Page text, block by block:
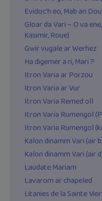
Evidoc’h eo, Mab an
Gloar da Vari – O va
Kasimir, Roue)
Gwir vugale ar Werhez
Ha digemer a ri, Mari ?
Itron Varia ar Porzou
Itron Varia ar Vur
Itron Varia Remed oll
Itron Varia Rumengol
Itron Varia Rumengol
Kalon dinamm Vari (air
Kalon dinamm Vari (air
Laudate Mariam
Lavarom ar chapeled
Litanies de la Sainte